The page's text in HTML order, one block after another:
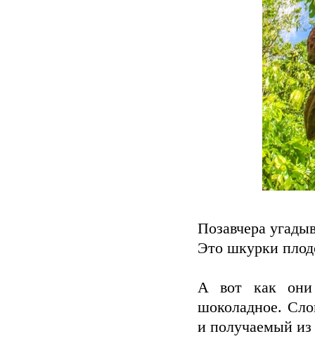
Позавчера
Это шкурки
А вот как они
шоколадное.
и получаемый